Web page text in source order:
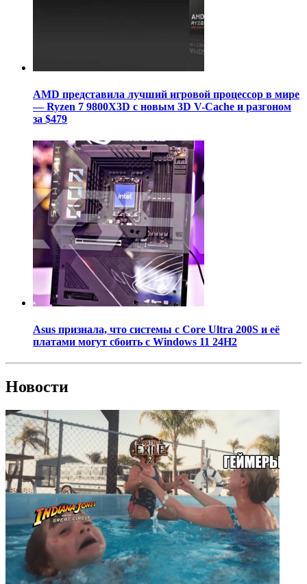
AMD представила лучший игровой процессор в мире
— Ryzen 7 9800X3D с новым 3D V-Cache и разгоном
за $479
Asus признала, что системы с Core Ultra 200S и её
платами могут сбоить с Windows 11 24H2
Новости